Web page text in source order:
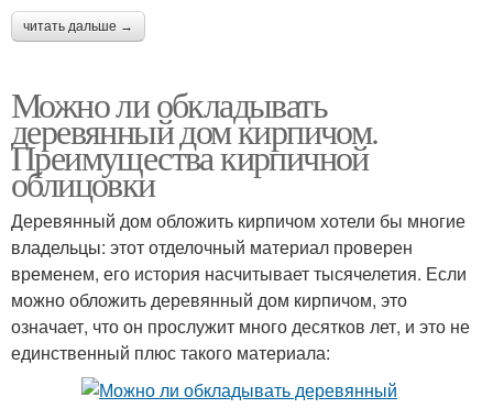
читать дальше →
Можно ли обкладывать
деревянный дом кирпичом.
Преимущества кирпичной
облицовки
Деревянный дом обложить кирпичом хотели бы многие
владельцы: этот отделочный материал проверен
временем, его история насчитывает тысячелетия. Если
можно обложить деревянный дом кирпичом, это
означает, что он прослужит много десятков лет, и это не
единственный плюс такого материала: